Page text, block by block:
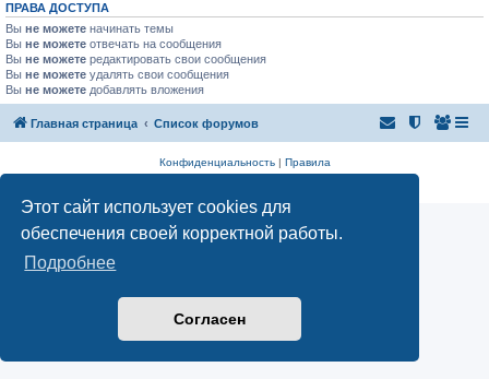
Этот сайт использует cookies для
обеспечения своей корректной работы.
Подробнее
Согласен
ПРАВА ДОСТУПА
Вы не можете начинать темы
Вы не можете отвечать на сообщения
Вы не можете редактировать свои сообщения
Вы не можете удалять свои сообщения
Вы не можете добавлять вложения
Главная страница Список форумов
Конфиденциальность| Правила